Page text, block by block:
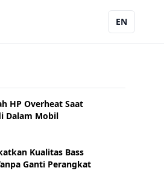
EN
HP Overheat Saat
Dalam Mobil
Kualitas Bass
Ganti Perangkat